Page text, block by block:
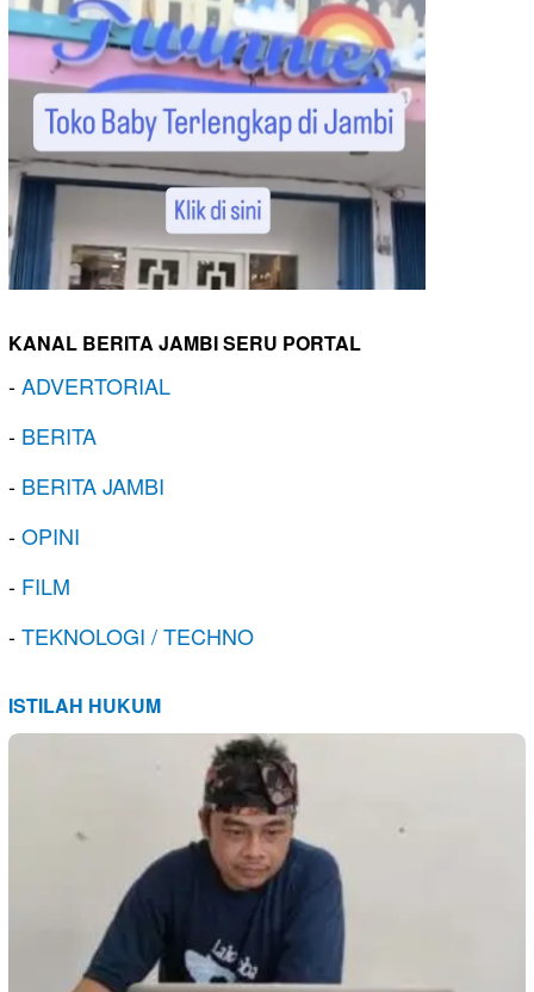
KANAL BERITA JAMBI SERU PORTAL
-ADVERTORIAL
- BERITA
- BERITA JAMBI
-OPINI
- FILM
-TEKNOLOGI / TECHNO
ISTILAH HUKUM